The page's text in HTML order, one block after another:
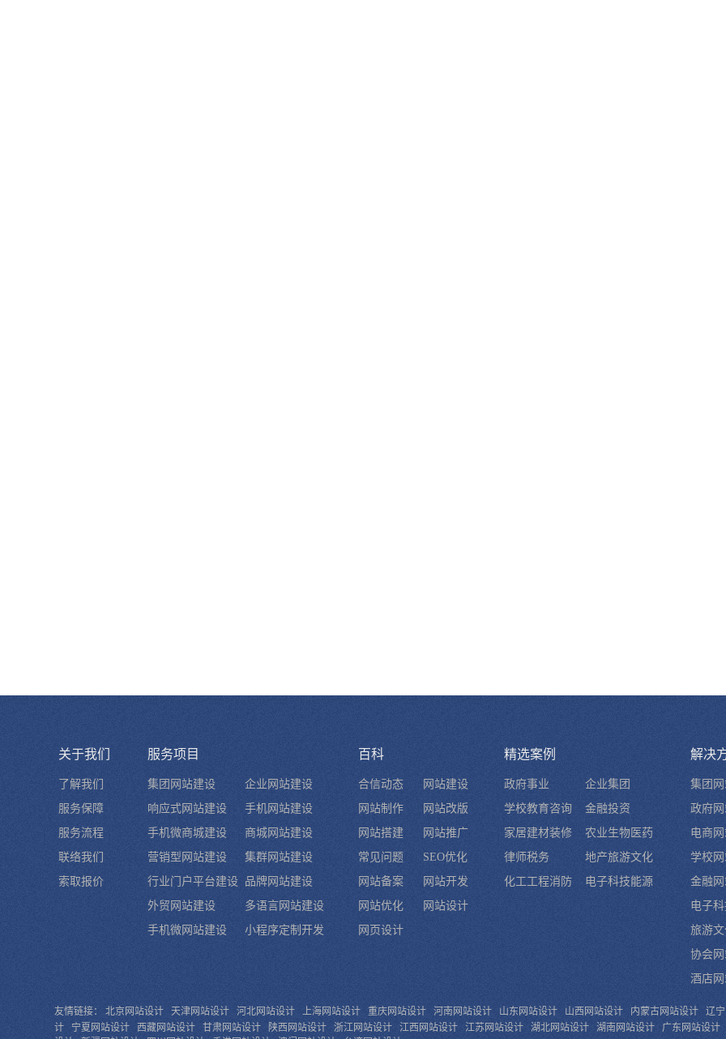
关于我们
了解我们
服务保障
服务流程
联络我们
索取报价
服务项目
集团网站建设
企业网站建设
响应式网站建设
手机网站建设
手机微商城建设
商城网站建设
营销型网站建设
集群网站建设
行业门户平台建设 品牌网站建设
外贸网站建设
多语言网站建设
手机微网站建设
小程序定制开发
百科
合信动态
网站建设
网站制作
网站改版
网站搭建
网站推广
常见问题
SEO优化
网站备案
网站开发
网站优化
网站设计
网页设计
精选案例
政府事业
企业集团
学校教育咨询
金融投资
家居建材装修
农业生物医药
律师税务
地产旅游文化
化工工程消防
电子科技能源
解决
集团
政府
电商
学校
金融
电子
旅游
协会
酒店
友情链接：北京网站设计 天津网站设计 河北网站设计 上海网站设计 重庆网站设计 河南网站设计 山东网站设计 山西网站设计 内蒙古网站设计
辽
计
宁夏网站设计 西藏网站设计 甘肃网站设计 陕西网站设计 浙江网站设计 江西网站设计 江苏网站设计 湖北网站设计 湖南网站设计
广东网站设计